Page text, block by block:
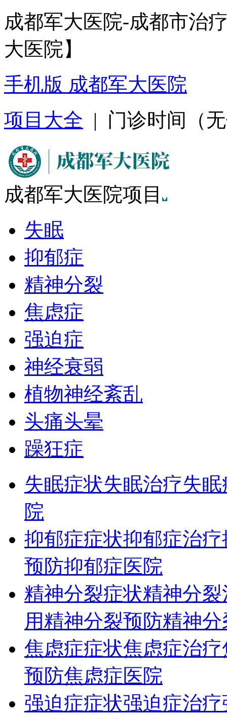
成都军大医院-成都市治
大医院】
手机版 成都军大医院
项目大全 | 门诊时间（
成都军大医院项目
失眠
抑郁症
精神分裂
焦虑症
强迫症
神经衰弱
植物神经紊乱
头痛头晕
躁狂症
失眠症状失眠治疗失
院
抑郁症症状抑郁症治疗
预防抑郁症医院
精神分裂症状精神分裂
用精神分裂预防精神
焦虑症症状焦虑症治疗
预防焦虑症医院
强迫症症状强迫症治疗